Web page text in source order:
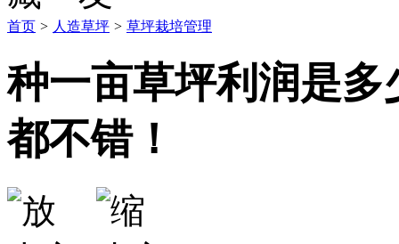
首页 > 人造草坪 > 草坪栽培管理
种一亩草坪利润是
都不错！